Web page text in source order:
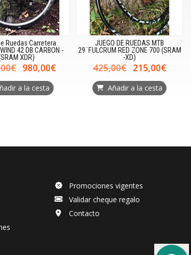
Ruedas Carretera
42 DB CARBON -
XDR)
980,00€
a la cesta
JUEGO DE RUEDAS MTB
29¨FULCRUM RED ZONE 700 (SRAM
-XD)
425,00€ 215,00€
Añadir a la cesta
Promociones vigentes
Validar cheque regalo
Contacto